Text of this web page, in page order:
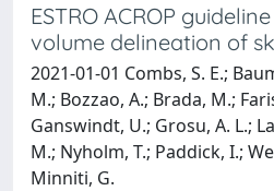
ESTRO ACROP
volume delineation of
2021-01-01 Combs, S. E.;
M.; Bozzao, A.; Brada, M.;
Ganswindt, U.; Grosu, A. L.;
M.; Nyholm, T.; Paddick, I.;
Minniti, G.